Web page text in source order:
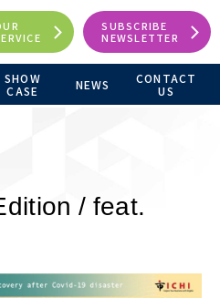
SUBSCRIBE
NEWSLETTER
SHOW
CASE
NEWS
CONTACT
US
/ feat.